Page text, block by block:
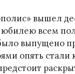
вышел
юбилею всем
выпущено
опять стали